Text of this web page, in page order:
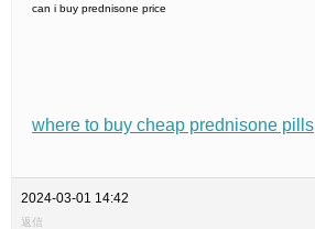
can i buy prednisone price
where to buy cheap prednisone pills
2024-03-01 14:42
返信